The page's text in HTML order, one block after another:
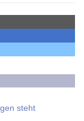
steht